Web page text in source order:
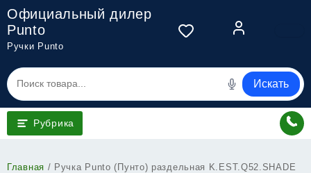
Перейти
содержимому
Официальный дилер
Punto
Ручки Punto
Искать
Рубрика
Главная / Ручка Punto (Пунто) раздельная K.EST.Q52.SHADE